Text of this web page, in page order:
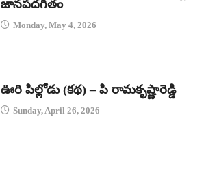
జానపదగీతం
Monday, May 4, 2026
ఊరి పిల్లోడు (కథ) – పి రామకృష్ణారెడ్డి
Sunday, April 26, 2026